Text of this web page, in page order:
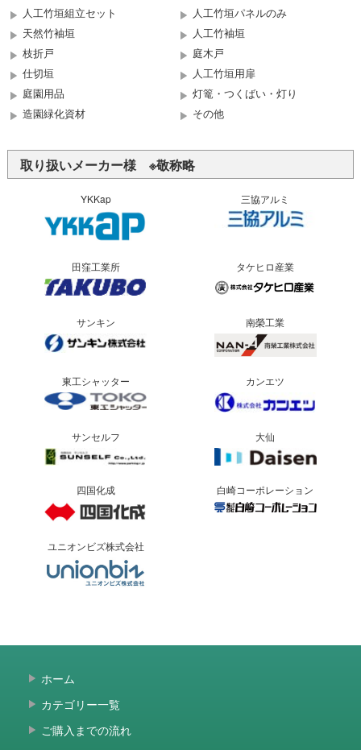
人工竹垣組立セット
人工竹垣パネルのみ
天然竹袖垣
人工竹袖垣
枝折戸
庭木戸
仕切垣
人工竹垣用扉
庭園用品
灯篭・つくばい・灯り
造園緑化資材
その他
取り扱いメーカー様 ※敬称略
YKKap 三協アルミ
田窪工業所 タケヒロ産業
サンキン 南榮工業
東工シャッター カンエツ
サンセルフ 大仙
四国化成 白崎コーポレーション
ユニオンビズ株式会社
ホーム
カテゴリー一覧
ご購入までの流れ